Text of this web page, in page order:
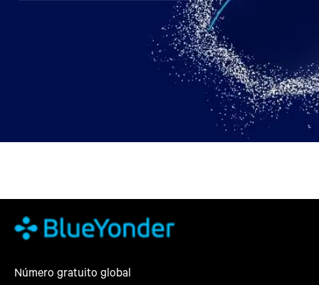
Número gratuito global